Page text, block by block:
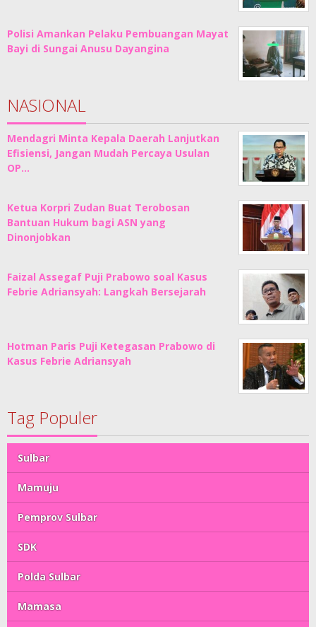
Polisi Amankan Pelaku Pembuangan Mayat
Bayi di Sungai Anusu Dayangina
NASIONAL
Mendagri Minta Kepala Daerah Lanjutkan
Efisiensi, Jangan Mudah Percaya Usulan
OP…
Ketua Korpri Zudan Buat Terobosan
Bantuan Hukum bagi ASN yang
Dinonjobkan
Faizal Assegaf Puji Prabowo soal Kasus
Febrie Adriansyah: Langkah Bersejarah
Hotman Paris Puji Ketegasan Prabowo di
Kasus Febrie Adriansyah
Tag Populer
Sulbar
Mamuju
Pemprov Sulbar
SDK
Polda Sulbar
Mamasa